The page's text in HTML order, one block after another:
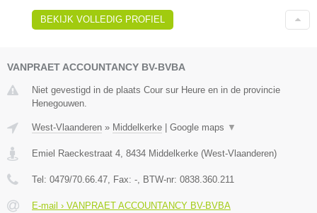
BEKIJK VOLLEDIG PROFIEL
VANPRAET ACCOUNTANCY BV-BVBA
Niet gevestigd in de plaats Cour sur Heure en in de provincie
Henegouwen.
West-Vlaanderen » Middelkerke | Google maps ▼
Emiel Raeckestraat 4 8434 Middelkerke (West-Vlaanderen)
Tel: 0479/70.66.47 , Fax: - , BTW-nr: 0838.360.211
E-mail › VANPRAET ACCOUNTANCY BV-BVBA